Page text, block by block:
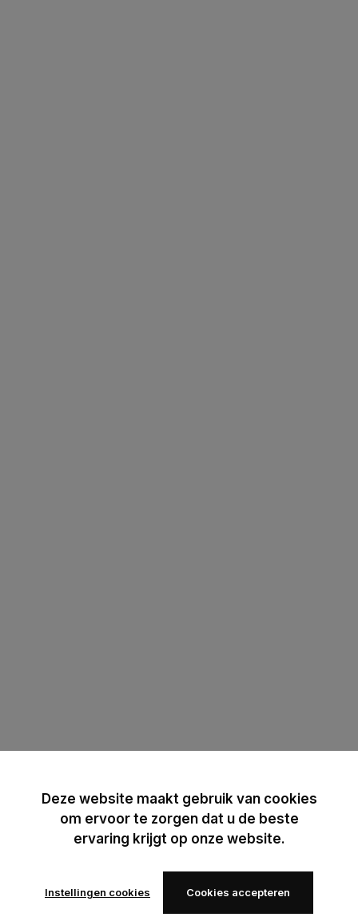
Deze website maakt gebruik van cookies
om ervoor te zorgen dat u de beste
ervaring krijgt op onze website.
Instellingen cookies Cookies accepteren